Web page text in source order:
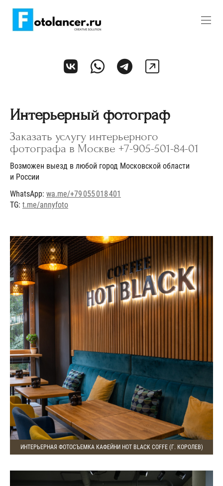
Интерьерный фотограф
Заказать услугу интерьерного
фотографа в Москве +7-905-501-84-01
Возможен выезд в любой город Московской области
и России
WhatsApp: wa.me/+79 055 018 401
TG: t.me/annyfoto
ИНТЕРЬЕРНАЯ ФОТОСЪЕМКА КАФЕЙНИ HOT BLACK COFFE (Г. КОРОЛЕВ)